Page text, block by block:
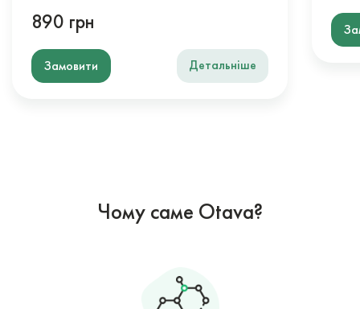
890 грн
Замовити Детальніше
Чому саме Otava?